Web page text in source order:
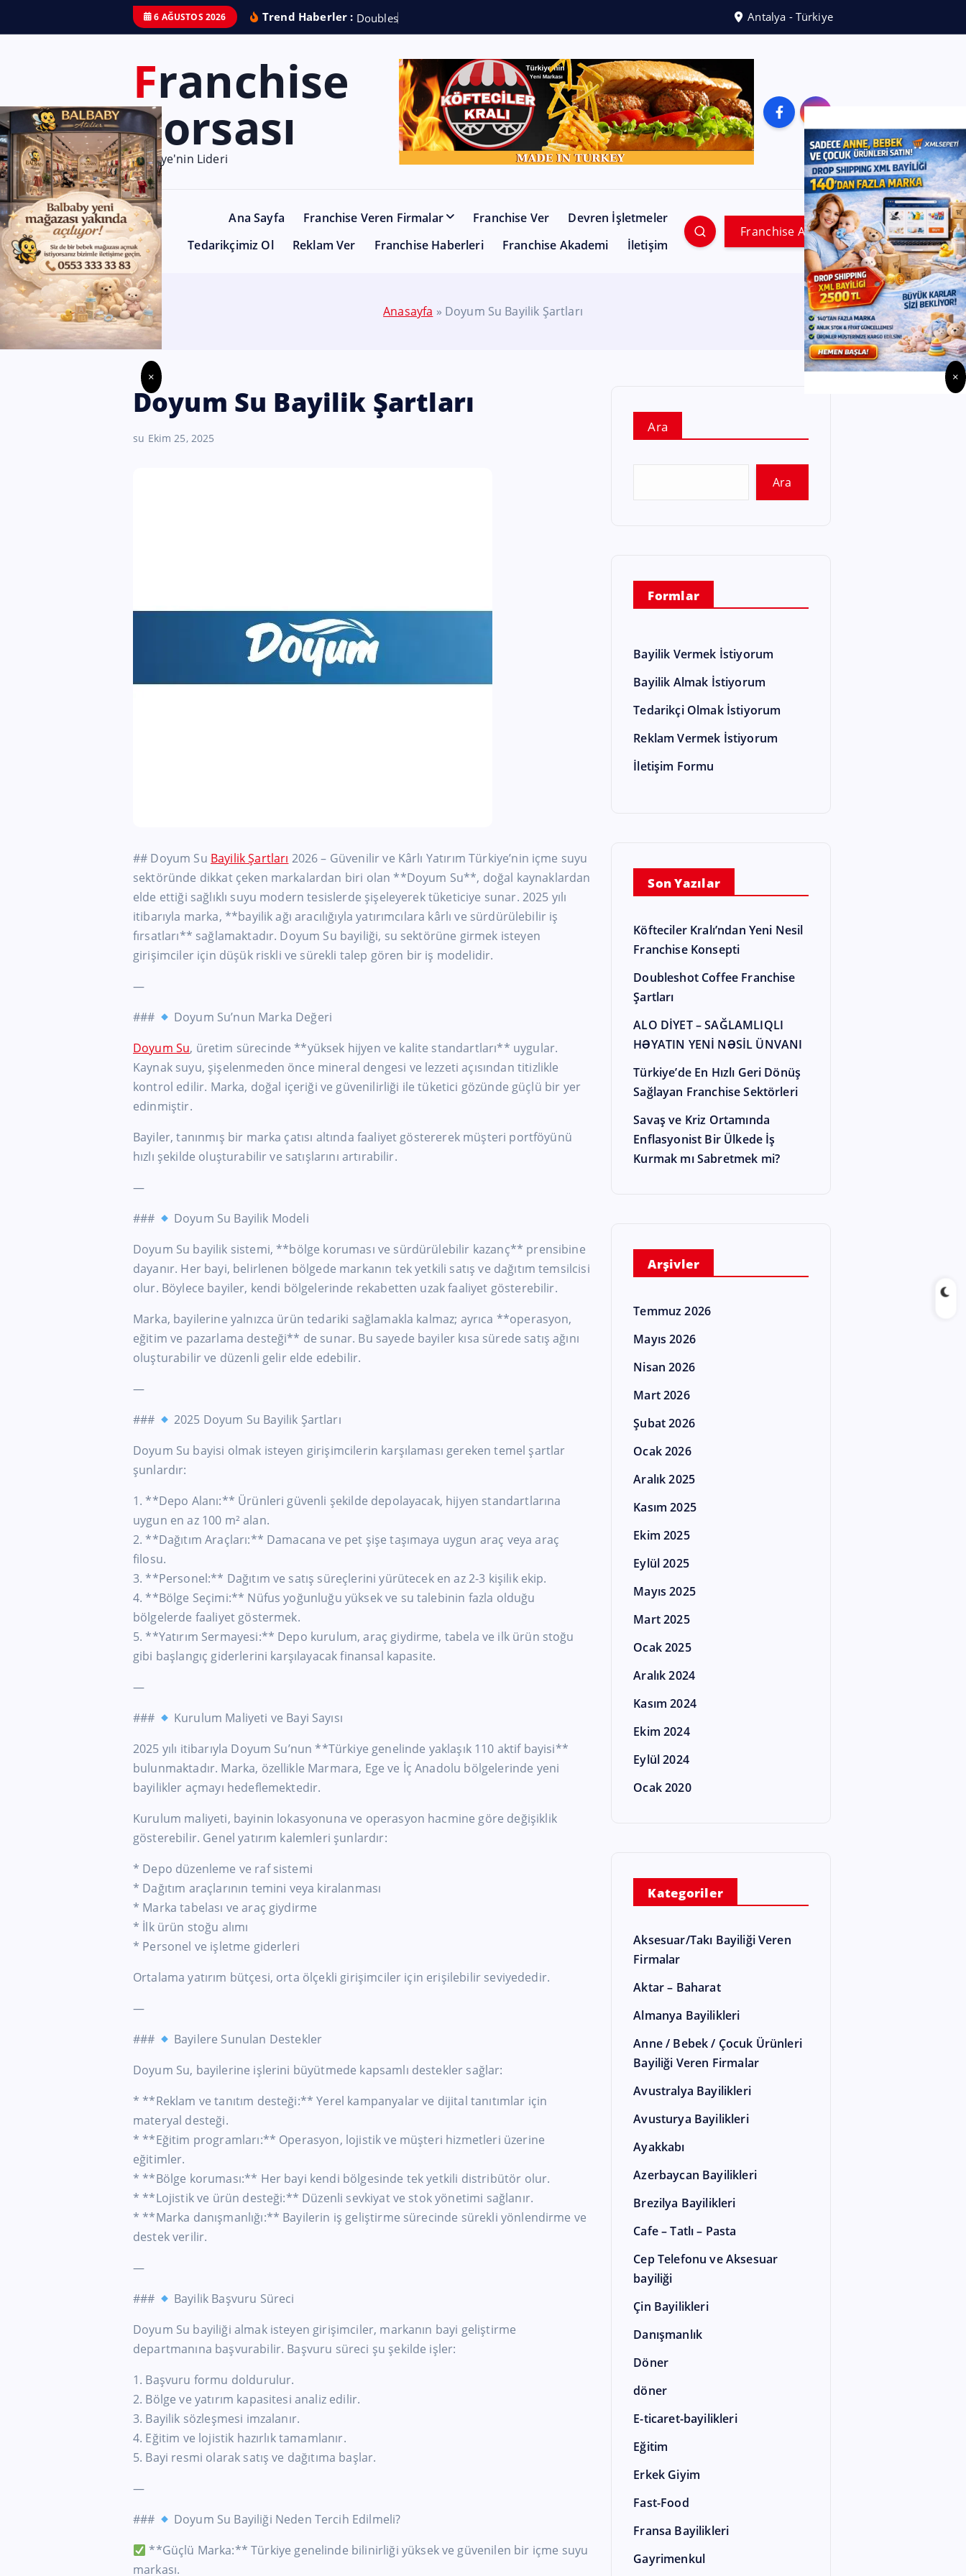
6 AĞUSTOS 2026 Trend Haberler : Doublesh Antalya - Türkiye
Franchise
Borsası
Türkiye'nin Lideri
Ana Sayfa Franchise Veren Firmalar Franchise Ver
Devren İşletmeler
Tedarikçimiz Ol
Reklam Ver Franchise Haberleri Franchise Akademi İletişim
Franchise Ara
Anasayfa » Doyum Su Bayilik Şartları
Doyum Su Bayilik Şartları
su Ekim 25, 2025
## Doyum Su Bayilik Şartları 2026 – Güvenilir ve Kârlı Yatırım Türkiye’nin içme suyu
sektöründe dikkat çeken markalardan biri olan **Doyum Su**, doğal kaynaklardan
elde ettiği sağlıklı suyu modern tesislerde şişeleyerek tüketiciye sunar. 2025 yılı
itibarıyla marka, **bayilik ağı aracılığıyla yatırımcılara kârlı ve sürdürülebilir iş
fırsatları** sağlamaktadır. Doyum Su bayiliği, su sektörüne girmek isteyen
girişimciler için düşük riskli ve sürekli talep gören bir iş modelidir.
—
###
Doyum Su’nun Marka Değeri
Doyum Su, üretim sürecinde **yüksek hijyen ve kalite standartları** uygular.
Kaynak suyu, şişelenmeden önce mineral dengesi ve lezzeti açısından titizlikle
kontrol edilir. Marka, doğal içeriği ve güvenilirliği ile tüketici gözünde güçlü bir yer
edinmiştir.
Bayiler, tanınmış bir marka çatısı altında faaliyet göstererek müşteri portföyünü
hızlı şekilde oluşturabilir ve satışlarını artırabilir.
—
###
Doyum Su Bayilik Modeli
Doyum Su bayilik sistemi, **bölge koruması ve sürdürülebilir kazanç** prensibine
dayanır. Her bayi, belirlenen bölgede markanın tek yetkili satış ve dağıtım temsilcisi
olur. Böylece bayiler, kendi bölgelerinde rekabetten uzak faaliyet gösterebilir.
Marka, bayilerine yalnızca ürün tedariki sağlamakla kalmaz; ayrıca **operasyon,
eğitim ve pazarlama desteği** de sunar. Bu sayede bayiler kısa sürede satış ağını
oluşturabilir ve düzenli gelir elde edebilir.
—
###
2025 Doyum Su Bayilik Şartları
Doyum Su bayisi olmak isteyen girişimcilerin karşılaması gereken temel şartlar
şunlardır:
1. **Depo Alanı:** Ürünleri güvenli şekilde depolayacak, hijyen standartlarına
uygun en az 100 m² alan.
2. **Dağıtım Araçları:** Damacana ve pet şişe taşımaya uygun araç veya araç
filosu.
3. **Personel:** Dağıtım ve satış süreçlerini yürütecek en az 2-3 kişilik ekip.
4. **Bölge Seçimi:** Nüfus yoğunluğu yüksek ve su talebinin fazla olduğu
bölgelerde faaliyet göstermek.
5. **Yatırım Sermayesi:** Depo kurulum, araç giydirme, tabela ve ilk ürün stoğu
gibi başlangıç giderlerini karşılayacak finansal kapasite.
—
###
Kurulum Maliyeti ve Bayi Sayısı
2025 yılı itibarıyla Doyum Su’nun **Türkiye genelinde yaklaşık 110 aktif bayisi**
bulunmaktadır. Marka, özellikle Marmara, Ege ve İç Anadolu bölgelerinde yeni
bayilikler açmayı hedeflemektedir.
Kurulum maliyeti, bayinin lokasyonuna ve operasyon hacmine göre değişiklik
gösterebilir. Genel yatırım kalemleri şunlardır:
* Depo düzenleme ve raf sistemi
* Dağıtım araçlarının temini veya kiralanması
* Marka tabelası ve araç giydirme
* İlk ürün stoğu alımı
* Personel ve işletme giderleri
Ortalama yatırım bütçesi, orta ölçekli girişimciler için erişilebilir seviyededir.
—
###
Bayilere Sunulan Destekler
Doyum Su, bayilerine işlerini büyütmede kapsamlı destekler sağlar:
* **Reklam ve tanıtım desteği:** Yerel kampanyalar ve dijital tanıtımlar için
materyal desteği.
* **Eğitim programları:** Operasyon, lojistik ve müşteri hizmetleri üzerine
eğitimler.
* **Bölge koruması:** Her bayi kendi bölgesinde tek yetkili distribütör olur.
* **Lojistik ve ürün desteği:** Düzenli sevkiyat ve stok yönetimi sağlanır.
* **Marka danışmanlığı:** Bayilerin iş geliştirme sürecinde sürekli yönlendirme ve
destek verilir.
—
###
Bayilik Başvuru Süreci
Doyum Su bayiliği almak isteyen girişimciler, markanın bayi geliştirme
departmanına başvurabilir. Başvuru süreci şu şekilde işler:
1. Başvuru formu doldurulur.
2. Bölge ve yatırım kapasitesi analiz edilir.
3. Bayilik sözleşmesi imzalanır.
4. Eğitim ve lojistik hazırlık tamamlanır.
5. Bayi resmi olarak satış ve dağıtıma başlar.
—
###
Doyum Su Bayiliği Neden Tercih Edilmeli?
**Güçlü Marka:** Türkiye genelinde bilinirliği yüksek ve güvenilen bir içme suyu
markası.
Ara
Ara
Formlar
Bayilik Vermek İstiyorum
Bayilik Almak İstiyorum
Tedarikçi Olmak İstiyorum
Reklam Vermek İstiyorum
İletişim Formu
Son Yazılar
Köfteciler Kralı’ndan Yeni Nesil
Franchise Konsepti
Doubleshot Coffee Franchise
Şartları
ALO DİYET – SAĞLAMLIQLI
HƏYATIN YENİ NƏSİL ÜNVANI
Türkiye’de En Hızlı Geri Dönüş
Sağlayan Franchise Sektörleri
Savaş ve Kriz Ortamında
Enflasyonist Bir Ülkede İş
Kurmak mı Sabretmek mi?
Arşivler
Temmuz 2026
Mayıs 2026
Nisan 2026
Mart 2026
Şubat 2026
Ocak 2026
Aralık 2025
Kasım 2025
Ekim 2025
Eylül 2025
Mayıs 2025
Mart 2025
Ocak 2025
Aralık 2024
Kasım 2024
Ekim 2024
Eylül 2024
Ocak 2020
Kategoriler
Aksesuar/Takı Bayiliği Veren
Firmalar
Aktar – Baharat
Almanya Bayilikleri
Anne / Bebek / Çocuk Ürünleri
Bayiliği Veren Firmalar
Avustralya Bayilikleri
Avusturya Bayilikleri
Ayakkabı
Azerbaycan Bayilikleri
Brezilya Bayilikleri
Cafe – Tatlı – Pasta
Cep Telefonu ve Aksesuar
bayiliği
Çin Bayilikleri
Danışmanlık
Döner
döner
E-ticaret-bayilikleri
Eğitim
Erkek Giyim
Fast-Food
Fransa Bayilikleri
Gayrimenkul
× ×